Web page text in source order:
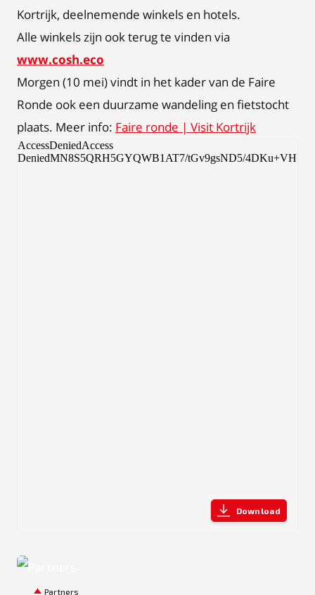
Kortrijk, deelnemende winkels en hotels.
Alle winkels zijn ook terug te vinden via
www.cosh.eco
Morgen (10 mei) vindt in het kader van de Faire
Ronde ook een duurzame wandeling en fietstocht
plaats. Meer info: Faire ronde | Visit Kortrijk
Download
Partners